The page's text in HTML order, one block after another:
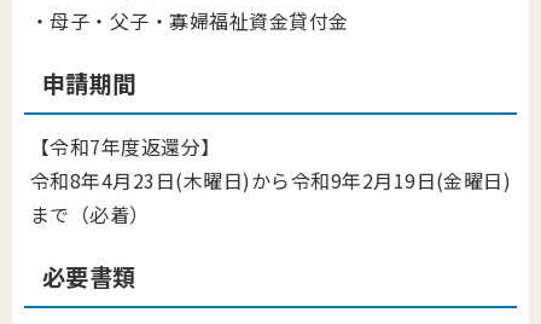
・母子・父子・寡婦福祉資金貸付金
申請期間
【令和7年度返還分】
令和8年4月23日(木曜日)から令和9年2月19日(金曜日)
まで（必着）
必要書類